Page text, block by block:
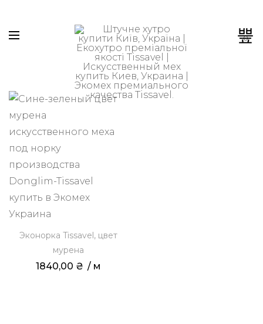
0
Эконорка Tissavel, цвет
мурена
1840,00 ₴ / м